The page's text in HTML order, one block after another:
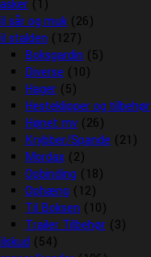
(1)
sår og muk (26)
stalden (127)
Boksgardin (5)
Diverse (10)
Hager (5)
Hesteklipper og tilbehør
Hønet mv (26)
Krybber/Spande (21)
Mordax (2)
Opbinding (18)
Ophæng (12)
Til Boksen (10)
Trailer Tilbehør (3)
(54)